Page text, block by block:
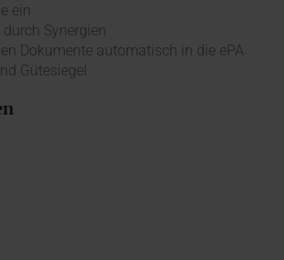
ein
Synergien
Dokumente automatisch in die ePA
Gütesiegel